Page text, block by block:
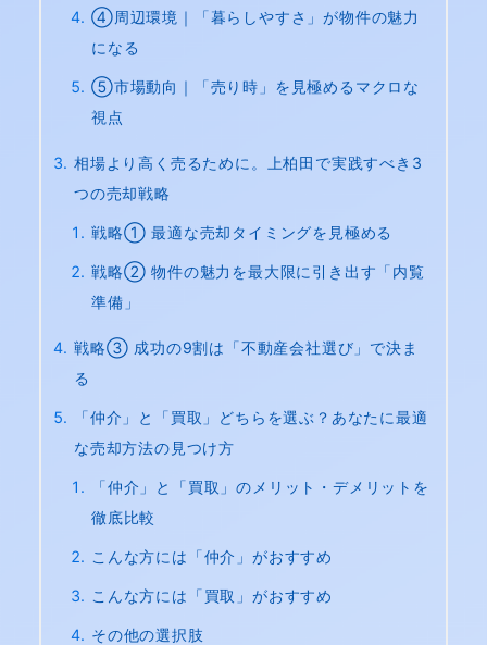
④周辺環境｜「暮らしやすさ」が物件の魅力
になる
⑤市場動向｜「売り時」を見極めるマクロな
視点
相場より高く売るために。上柏田で実践すべき3
つの売却戦略
戦略① 最適な売却タイミングを見極める
戦略② 物件の魅力を最大限に引き出す「内覧
準備」
戦略③ 成功の9割は「不動産会社選び」で決ま
る
「仲介」と「買取」どちらを選ぶ？あなたに最適
な売却方法の見つけ方
「仲介」と「買取」のメリット・デメリットを
徹底比較
こんな方には「仲介」がおすすめ
こんな方には「買取」がおすすめ
その他の選択肢